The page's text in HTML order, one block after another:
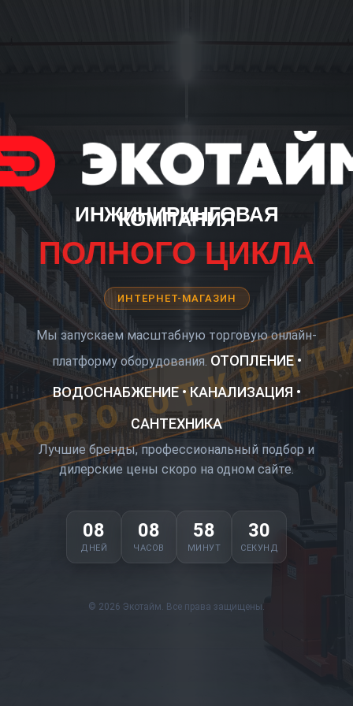
ИНЖИНИРИНГОВАЯ
КОМПАНИЯ
ПОЛНОГО ЦИКЛА
ИНТЕРНЕТ-МАГАЗИН
Мы запускаем масштабную торговую онлайн-
платформу оборудования. ОТОПЛЕНИЕ •
ВОДОСНАБЖЕНИЕ • КАНАЛИЗАЦИЯ •
САНТЕХНИКА
Лучшие бренды, профессиональный подбор и
дилерские цены скоро на одном сайте.
08
ДНЕЙ
08
ЧАСОВ
58
МИНУТ
30
СЕКУНД
© 2026 Экотайм. Все права защищены.